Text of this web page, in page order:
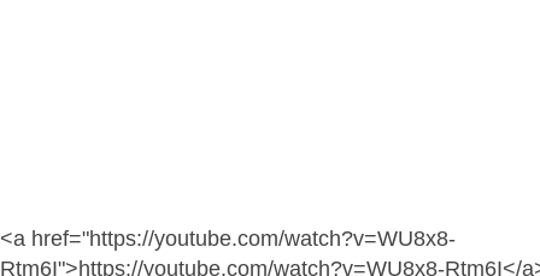
<a href="https://youtube.com/watch?v=WU8x8-
Rtm6I">https://youtube.com/watch?v=WU8x8-Rtm6I</